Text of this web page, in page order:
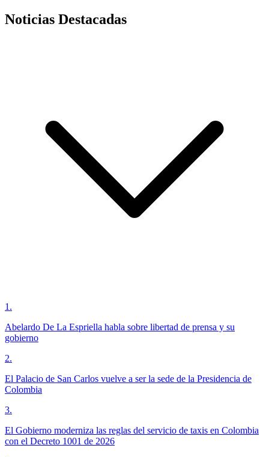
Noticias Destacadas
1 .
Abelardo De La Espriella habla sobre libertad de prensa y su
gobierno
2.
El Palacio de San Carlos vuelve a ser la sede de la Presidencia de
Colombia
3.
El Gobierno moderniza las reglas del servicio de taxis en Colombia
con el Decreto 1001 de 2026